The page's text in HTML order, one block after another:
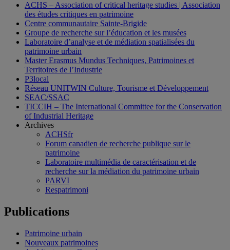
ACHS – Association of critical heritage studies | Association
des études critiques en patrimoine
Centre communautaire Sainte-Brigide
Groupe de recherche sur l’éducation et les musées
Laboratoire d’analyse et de médiation spatialisées du
patrimoine urbain
Master Erasmus Mundus Techniques, Patrimoines et
Territoires de l’Industrie
P3local
Réseau UNITWIN Culture, Tourisme et Développement
SEAC/SSAC
TICCIH – The International Committee for the Conservation
of Industrial Heritage
Archives
ACHSfr
Forum canadien de recherche publique sur le
patrimoine
Laboratoire multimédia de caractérisation et de
recherche sur la médiation du patrimoine urbain
PARVI
Respatrimoni
Publications
Patrimoine urbain
Nouveaux patrimoines